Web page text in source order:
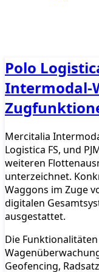
Polo
Intermodal-
Mercitalia
Logistica FS, und
weiteren
unterzeichnet.
Waggons im Zuge
digitalen
ausgestattet.
Die
Geofencing,